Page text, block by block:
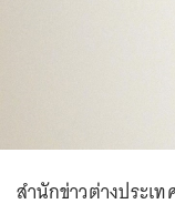
สำนักข่าวต่างประเ